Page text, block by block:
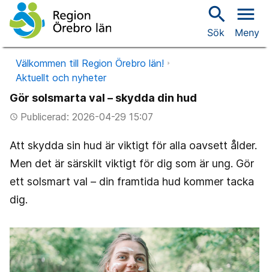
search
Sök
menu
Meny
Välkommen till Region Örebro län!
Aktuellt och nyheter
Gör solsmarta val – skydda din hud
access_timePublicerad: 2026-04-29 15:07
Att skydda sin hud är viktigt för alla oavsett ålder.
Men det är särskilt viktigt för dig som är ung. Gör
ett solsmart val – din framtida hud kommer tacka
dig.